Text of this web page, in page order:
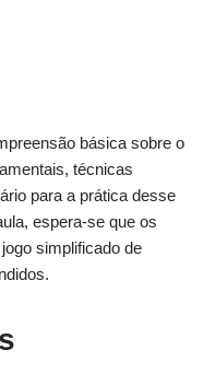
básica sobre o
técnicas
para a prática desse
espera-se que os
simplificado de